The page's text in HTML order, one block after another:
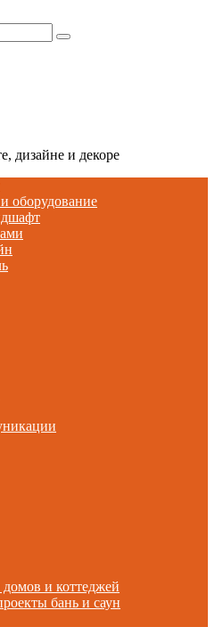
дизайне и декоре
оборудование
и коттеджей
бань и саун